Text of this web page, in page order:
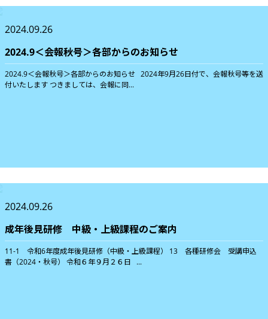
2024.09.26
2024.9＜会報秋号＞各部からのお知らせ
2024.9＜会報秋号＞各部からのお知らせ 2024年9月26日付で、会報秋号等を送
付いたします つきましては、会報に同...
2024.09.26
成年後見研修 中級・上級課程のご案内
11-1 令和6年度成年後見研修（中級・上級課程） 13 各種研修会 受講申込
書（2024・秋号） 令和６年９月２６日 ...